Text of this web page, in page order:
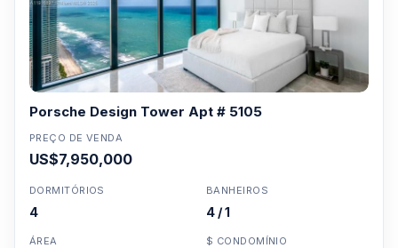
Porsche Design Tower Apt # 5105
PREÇO DE VENDA
US$7,950,000
DORMITÓRIOS
4
BANHEIROS
4 / 1
ÁREA $ CONDOMÍNIO